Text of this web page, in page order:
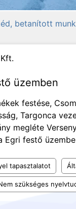
betanított
üzemben
festése,
Targonca
megléte
festő
tapasztalatot
szükséges